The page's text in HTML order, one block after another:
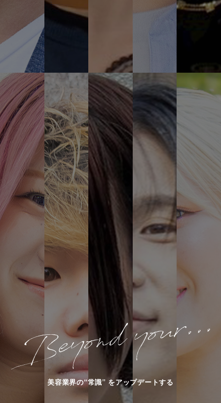
美容業界の“常識” をアップデートする